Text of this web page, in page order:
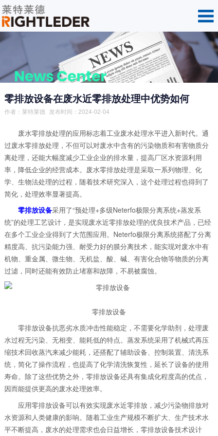
零排放设备在废水近零排放处理中优势如何
作者： 莱特莱德 发布时间：2024-02-04
废水零排放处理的应用标志着工业废水处理水平进入新时代。通
过废水零排放处理，不但可以对废水中含有的污染物质和有害物质分
离处理，还能大幅度减少工业企业的排水量，提高厂区水资源利用
率，降低企业的经营成本。废水零排放处理是采取一系列物理、化
学、生物法处理的过程，随着技术研究深入，这个处理过程也得到了
简化，处理效率显著提高。
零排放设备采用了“预处理+多级Neterfo极限分离系统+蒸发系
统”的处理工艺设计，是实现废水近零排放处理的优良技术产品，已经
在多个工业企业得到了大范围应用。Neterfo极限分离系统搭配了分离
精度高、抗污染能力强、耐受力好的膜分离技术，能实现对废水中有
机物、重金属、微生物、无机盐、酸、碱、有害化合物等物质的分离
过滤，同时还能有效防止堵塞和故障，不易被腐蚀。
零排放设备
零排放设备抗恶劣水质冲击性能稳定，不需要化学助剂，处理废
水过程无污染、无相变、能耗低的特点。蒸发系统采用了机械式再压
缩技术回收蒸汽来减少能耗，还搭配了辅助设备、控制装置、清洗系
统，简化了操作流程，也提高了化学清洗恢复性，延长了设备的使用
寿命。除了这些优势之外，零排放设备还具有集成化程度高的优点，
因而能提供更高的废水处理效率。
应用零排放设备可以有效实现废水近零排放，减少污染物排放对
水资源和人类健康的影响。随着工业生产规模不断扩大、生产技术水
平不断提高，废水的处理需求也会日益增长，零排放设备技术设计